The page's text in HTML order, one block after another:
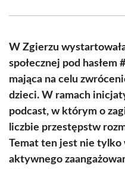
(Twitter)
W Zgierzu
społecznej pod hasłem
mająca na celu
dzieci. W ramach
podcast, w którym o
liczbie przestępstw
Temat ten jest nie tylko
aktywnego